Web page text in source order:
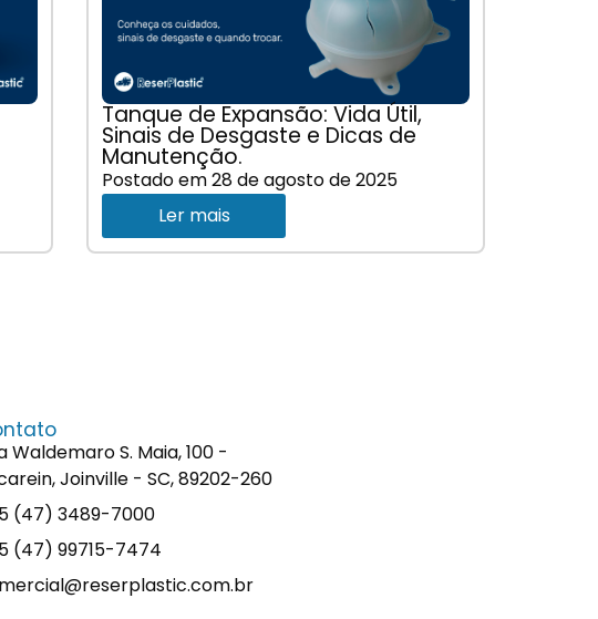
Tanque de Expansão: Vida Útil,
Sinais de Desgaste e Dicas de
Manutenção.
Postado em28 de agosto de 2025
Ler mais
Waldemaro S. Maia, 100 -
Joinville - SC, 89202-260
(47) 3489-7000
(47) 99715-7474